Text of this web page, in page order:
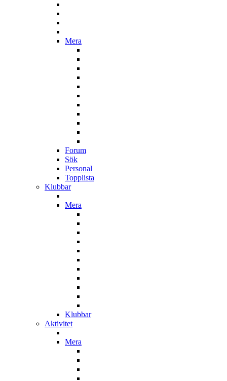
Mera
Forum
Sök
Personal
Topplista
Klubbar
Mera
Klubbar
Aktivitet
Mera